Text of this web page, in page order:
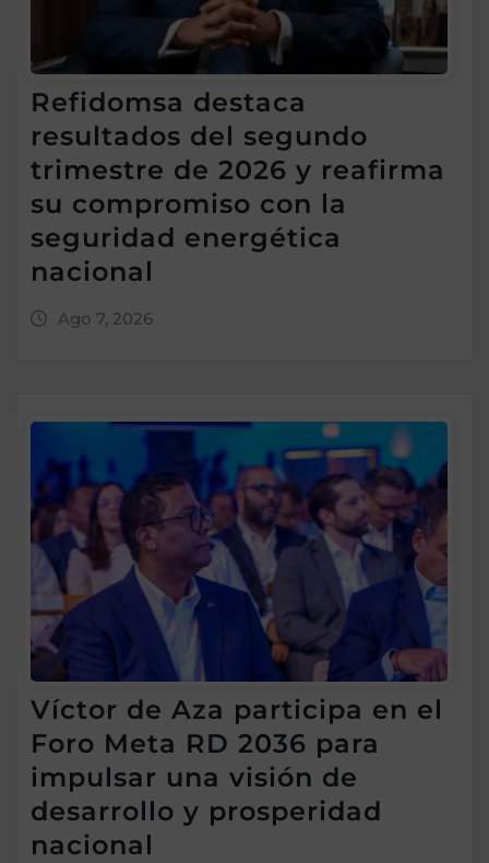
Refidomsa destaca
resultados del segundo
trimestre de 2026 y reafirma
su compromiso con la
seguridad energética
nacional
Ago 7, 2026
Víctor de Aza participa en el
Foro Meta RD 2036 para
impulsar una visión de
desarrollo y prosperidad
nacional